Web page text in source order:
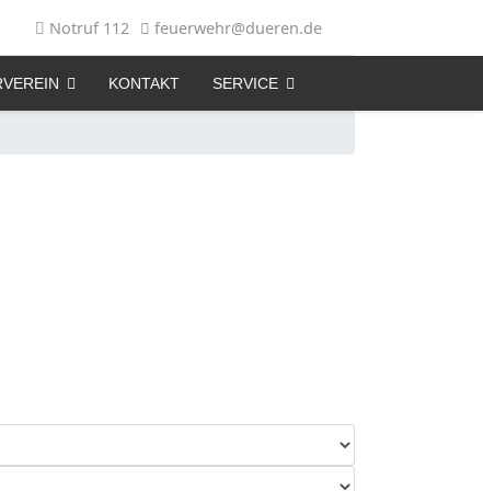
Notruf 112 feuerwehr@dueren.de
KONTAKT SERVICE